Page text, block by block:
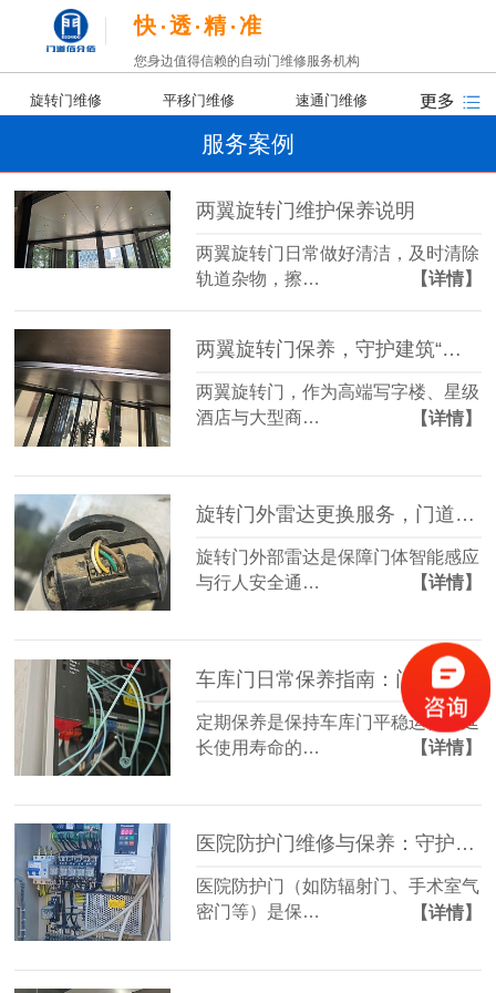
快 透 精 准
您身边值得信赖的自动门维修服务机构
旋转门维修 平移门维修 速通门维修
服务案例
两翼旋转门维护保养说明
两翼旋转门日常做好清洁，及时清除
轨道杂物，擦…
【详情】
两翼旋转门保养，守护建筑“第一印象”
两翼旋转门，作为高端写字楼、星级
酒店与大型商…
【详情】
旋转门外雷达更换服务，门道佰分佰为您提供专业方案
旋转门外部雷达是保障门体智能感应
与行人安全通…
【详情】
车库门日常保养指南：门道佰分佰为您保驾护航
定期保养是保持车库门平稳运行、延
长使用寿命的…
【详情】
医院防护门维修与保养：守护医疗环境的安全屏障
医院防护门（如防辐射门、手术室气
密门等）是保…
【详情】